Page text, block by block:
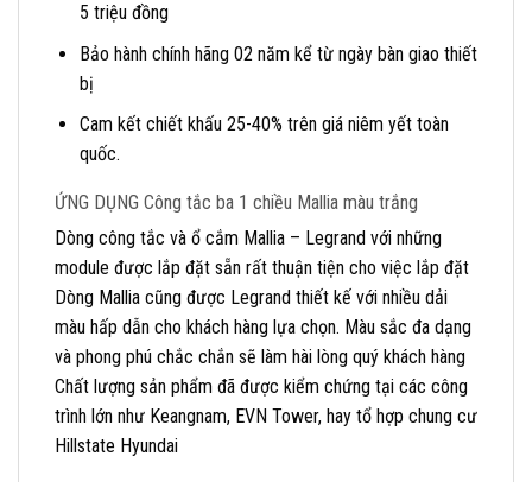
5 triệu đồng
Bảo hành chính hãng 02 năm kể từ ngày bàn giao thiết
bị
Cam kết chiết khấu 25-40% trên giá niêm yết toàn
quốc.
ỨNG DỤNG Công tắc ba 1 chiều Mallia màu trắng
Dòng công tắc và ổ cắm Mallia – Legrand với những
module được lắp đặt sẵn rất thuận tiện cho việc lắp đặt
Dòng Mallia cũng được Legrand thiết kế với nhiều dải
màu hấp dẫn cho khách hàng lựa chọn. Màu sắc đa dạng
và phong phú chắc chắn sẽ làm hài lòng quý khách hàng
Chất lượng sản phẩm đã được kiểm chứng tại các công
trình lớn như Keangnam, EVN Tower, hay tổ hợp chung cư
Hillstate Hyundai